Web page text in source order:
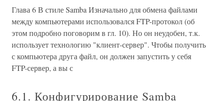
Глава 6 В стиле Samba Изначально для обмена файлами
между компьютерами использовался FTP-протокол (об
этом подробно поговорим в гл. 10). Но он неудобен, т.к.
использует технологию "клиент-сервер". Чтобы получить
с компьютера друга файл, он должен запустить у себя
FTP-сервер, а вы с
6.1. Конфигурирование Samba